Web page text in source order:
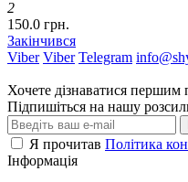
2
150.0 грн.
Закінчився
Viber Viber Telegram
Хочете дізнаватися першим
Підпишіться на нашу
Я прочитав Політика
Інформація